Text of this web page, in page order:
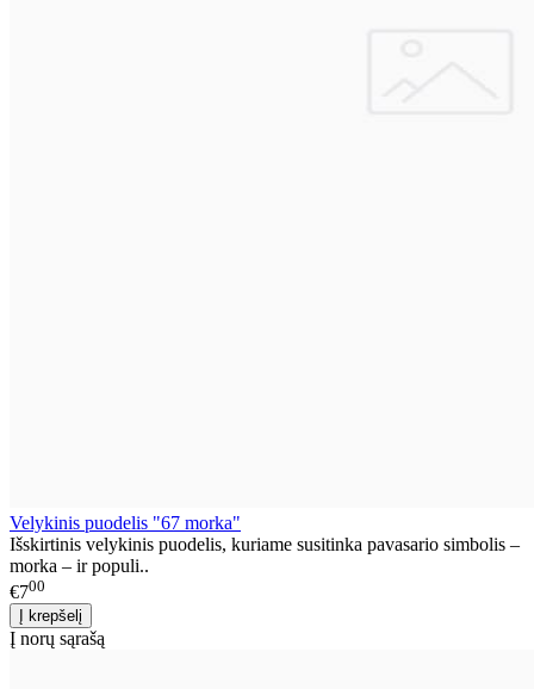
Velykinis puodelis "67 morka"
Išskirtinis velykinis puodelis, kuriame susitinka pavasario simbolis –
morka – ir populi..
€700
Į norų sąrašą